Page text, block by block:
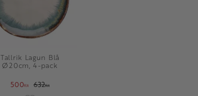
Tallrik Lagun Blå
Ø20cm, 4-pack
500KR 632KR